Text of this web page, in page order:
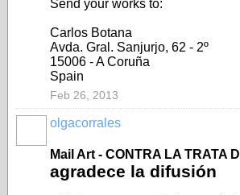
Send your works to:
Carlos Botana
Avda. Gral. Sanjurjo, 62 - 2º
15006 - A Coruña
Spain
Feb 26, 2013
olgacorrales
Mail Art - CONTRA LA TRATA
agradece la difusión